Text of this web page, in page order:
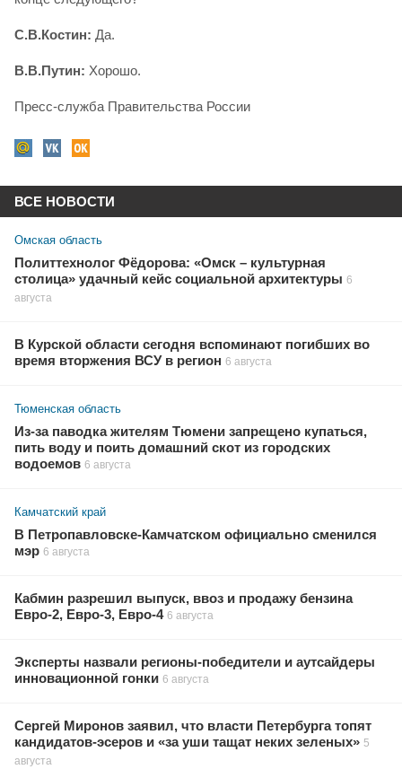
С.В.Костин: Да.
В.В.Путин: Хорошо.
Пресс-служба Правительства России
ВСЕ НОВОСТИ
Омская область
Политтехнолог Фёдорова: «Омск – культурная
столица» удачный кейс социальной архитектуры 6
августа
В Курской области сегодня вспоминают погибших во
время вторжения ВСУ в регион 6 августа
Тюменская область
Из-за паводка жителям Тюмени запрещено купаться,
пить воду и поить домашний скот из городских
водоемов 6 августа
Камчатский край
В Петропавловске-Камчатском официально сменился
мэр 6 августа
Кабмин разрешил выпуск, ввоз и продажу бензина
Евро-2, Евро-3, Евро-4 6 августа
Эксперты назвали регионы-победители и аутсайдеры
инновационной гонки 6 августа
Сергей Миронов заявил, что власти Петербурга топят
кандидатов-эсеров и «за уши тащат неких зеленых» 5
августа